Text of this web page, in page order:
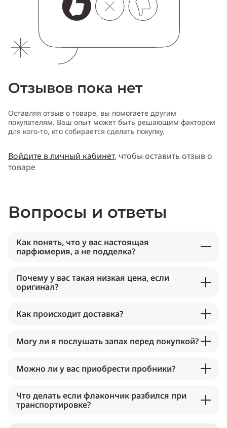
Отзывов пока нет
Оставляя отзыв о товаре, вы помогаете другим
покупателям. Ваш опыт может быть решающим фактором
для кого-то, кто собирается сделать покупку.
Войдите в личный кабинет, чтобы оставить отзыв о
товаре
Вопросы и ответы
Как понять, что у вас настоящая
парфюмерия, а не подделка?
Почему у вас такая низкая цена, если
оригинал?
Как происходит доставка?
Могу ли я послушать запах перед покупкой?
Можно ли у вас приобрести пробники?
Что делать если флакончик разбился при
транспортировке?